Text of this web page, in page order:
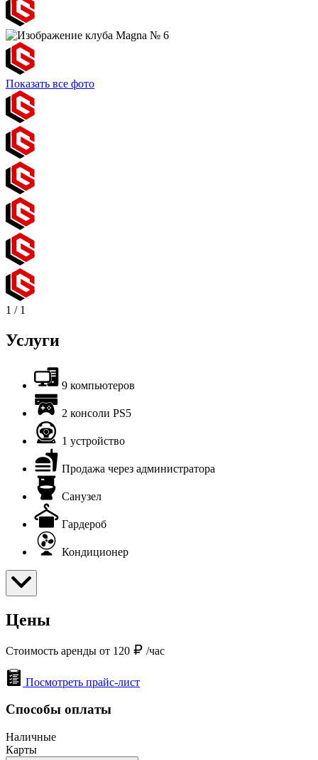
Показать все фото
1 / 1
Услуги
9 компьютеров
2 консоли PS5
1 устройство
Продажа через администратора
Санузел
Гардероб
Кондиционер
Цены
Стоимость аренды от 120 /час
Посмотреть прайс-лист
Способы оплаты
Наличные
Карты